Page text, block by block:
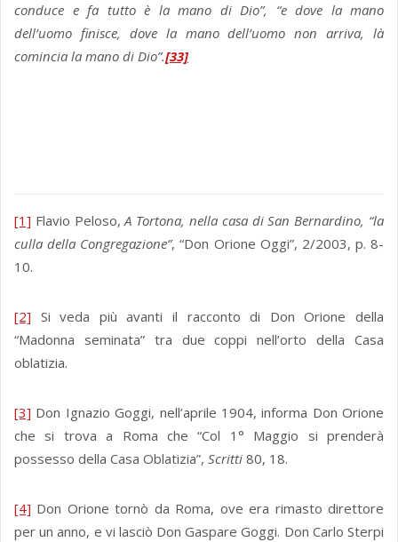
conduce e fa tutto è la mano di Dio”, “e dove la mano
dell’uomo finisce, dove la mano dell’uomo non arriva, là
comincia la mano di Dio”.[33]
[1] Flavio Peloso,A Tortona, nella casa di San Bernardino, “la
culla della Congregazione”, “Don Orione Oggi”, 2/2003, p. 8-
10.
[2] Si veda più avanti il racconto di Don Orione della
“Madonna seminata” tra due coppi nell’orto della Casa
oblatizia.
[3] Don Ignazio Goggi, nell’aprile 1904, informa Don Orione
che si trova a Roma che “Col 1° Maggio si prenderà
possesso della Casa Oblatizia”, Scritti 80, 18.
[4] Don Orione tornò da Roma, ove era rimasto direttore
per un anno, e vi lasciò Don Gaspare Goggi. Don Carlo Sterpi